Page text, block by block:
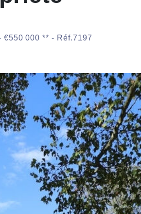
€550 000 ** - Réf.7197